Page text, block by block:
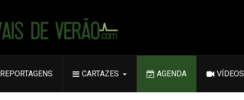
REPORTAGENS CARTAZES AGENDA VÍDEOS